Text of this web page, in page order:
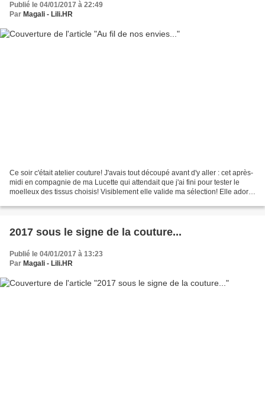
Publié le 04/01/2017 à 22:49
Par Magali - Lili.HR
Ce soir c'était atelier couture! J'avais tout découpé avant d'y aller : cet après-
midi en compagnie de ma Lucette qui attendait que j'ai fini pour tester le
moelleux des tissus choisis! Visiblement elle valide ma sélection! Elle adore
2017 sous le signe de la couture...
Publié le 04/01/2017 à 13:23
Par Magali - Lili.HR